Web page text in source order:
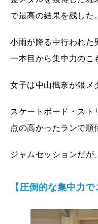
で最高の結果を残した。
小雨が降る中行われた
一本目から集中力のこ
女子は中山楓奈が銀メ
スケートボード・ス
点の高かったランで順
ジャムセッションだが
【圧倒的な集中力